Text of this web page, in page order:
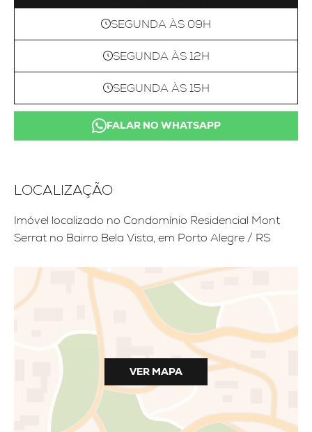
SEGUNDA ÀS 09H
SEGUNDA ÀS 12H
SEGUNDA ÀS 15H
FALAR NO WHATSAPP
LOCALIZAÇÃO
Imóvel localizado no Condomínio Residencial Mont
Serrat no Bairro Bela Vista, em Porto Alegre / RS
VER MAPA